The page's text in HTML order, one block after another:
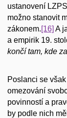
ustanovení
možno stanovit
zákonem.[16] A
a empirik 19.
končí tam, kde
Poslanci se
omezování
povinností a
by podle nich